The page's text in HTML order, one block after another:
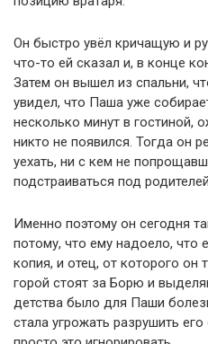
Он быстро увёл кричащую и
что-то ей сказал и, в конце
Затем он вышел из спальни,
увидел, что Паша уже
несколько минут в гостиной,
никто не появился. Тогда он
уехать, ни с кем не
подстраиваться под
Именно поэтому он сегодня
потому, что ему надоело, что
копия, и отец, от которого он
горой стоят за Борю и
детства было для Паши
стала угрожать разрушить